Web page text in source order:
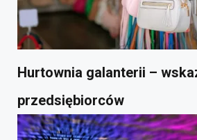
Hurtownia galanterii –
przedsiębiorców